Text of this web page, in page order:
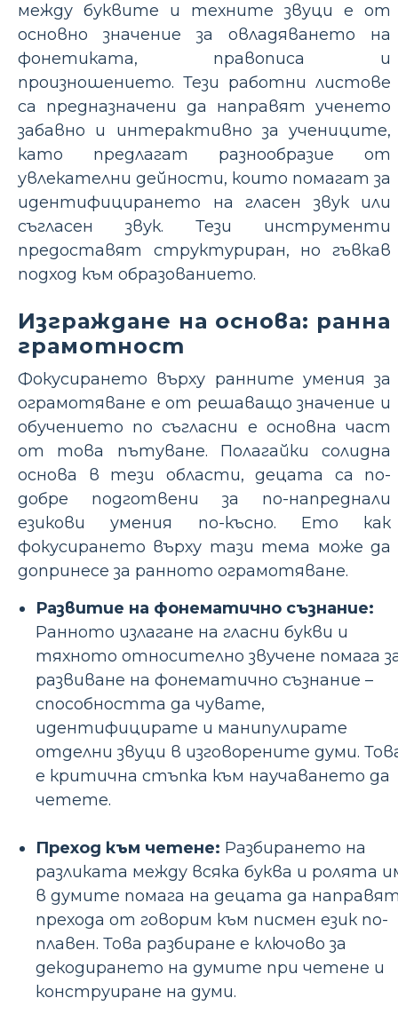
между буквите и техните звуци е от
основно значение за овладяването на
фонетиката, правописа и
произношението. Тези работни листове
са предназначени да направят ученето
забавно и интерактивно за учениците,
като предлагат разнообразие от
увлекателни дейности, които помагат за
идентифицирането на гласен звук или
съгласен звук. Тези инструменти
предоставят структуриран, но гъвкав
подход към образованието.
Изграждане на основа: ранна
грамотност
Фокусирането върху ранните умения за
ограмотяване е от решаващо значение и
обучението по съгласни е основна част
от това пътуване. Полагайки солидна
основа в тези области, децата са по-
добре подготвени за по-напреднали
езикови умения по-късно. Ето как
фокусирането върху тази тема може да
допринесе за ранното ограмотяване.
Развитие на фонематично съзнание:
Ранното излагане на гласни букви и
тяхното относително звучене помага
развиване на фонематично съзнание –
способността да чувате,
идентифицирате и манипулирате
отделни звуци в изговорените думи.
е критична стъпка към научаването да
четете.
Преход към четене: Разбирането на
разликата между всяка буква и ролята
в думите помага на децата да
прехода от говорим към писмен език по-
плавен. Това разбиране е ключово за
декодирането на думите при четене и
конструиране на думи.